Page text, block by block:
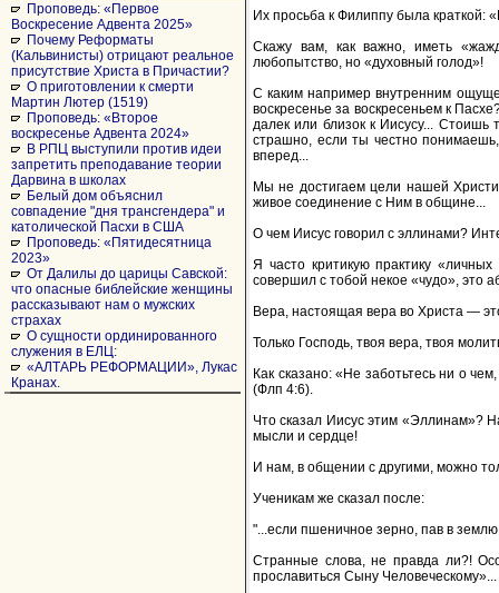
Проповедь: «Первое
Воскресение Адвента 2025»
Почему Реформаты
(Кальвинисты) отрицают реальное
присутствие Христа в Причастии?
О приготовлении к смерти
Мартин Лютер (1519)
Проповедь: «Второе
воскресенье Адвента 2024»
В РПЦ выступили против идеи
запретить преподавание теории
Дарвина в школах
Белый дом объяснил
совпадение "дня трансгендера" и
католической Пасхи в США
Проповедь: «Пятидесятница
2023»
От Далилы до царицы Савской:
что опасные библейские женщины
рассказывают нам о мужских
страхах
О сущности ординированного
служения в ЕЛЦ:
«АЛТАРЬ РЕФОРМАЦИИ», Лукас
Кранах.
Их просьба к Филиппу была краткой:
Скажу вам, как важно, иметь
любопытство, но «духовный голод»!
С каким например внутренним
воскресенье за воскресеньем к
далек или близок к Иисусу...
страшно, если ты честно
вперед...
Мы не достигаем цели нашей
живое соединение с Ним в общине...
О чем Иисус говорил с эллинами?
Я часто критикую практику
совершил с тобой некое «чудо», это
Вера, настоящая вера во Христа —
Только Господь, твоя вера, твоя
Как сказано: «Не заботьтесь ни о
(Флп 4:6).
Что сказал Иисус этим «Эллинам»?
мысли и сердце!
И нам, в общении с другими, можно
Ученикам же сказал после:
"...если пшеничное зерно, пав в
Странные слова, не правда ли?!
прославиться Сыну Человеческому»...